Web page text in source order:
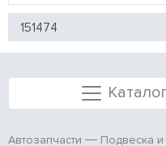
Автозапчасти Подвеска